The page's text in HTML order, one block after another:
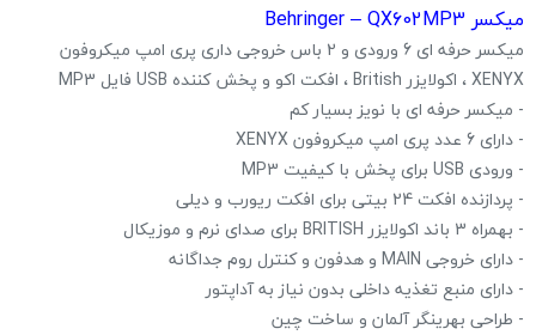
میکسر Behringer – QX602MP3
میکسر حرفه ای 6 ورودی و 2 باس خروجی داری پری امپ میکروفون
XENYX ، اکولایزر British ، افکت اکو و پخش کننده USB فایل MP3
- میکسر حرفه ای با نویز بسیار کم
- دارای 6 عدد پری امپ میکروفون XENYX
- ورودی USB برای پخش با کیفیت MP3
- پردازنده افکت 24 بیتی برای افکت ریورب و دیلی
- بهمراه 3 باند اکولایزر BRITISH برای صدای نرم و موزیکال
- دارای خروجی MAIN و هدفون و کنترل روم جداگانه
- دارای منبع تغذیه داخلی بدون نیاز به آداپتور
- طراحی بهرینگر آلمان و ساخت چین